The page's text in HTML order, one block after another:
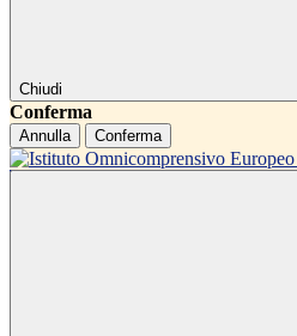
Chiudi
Conferma
Annulla Conferma